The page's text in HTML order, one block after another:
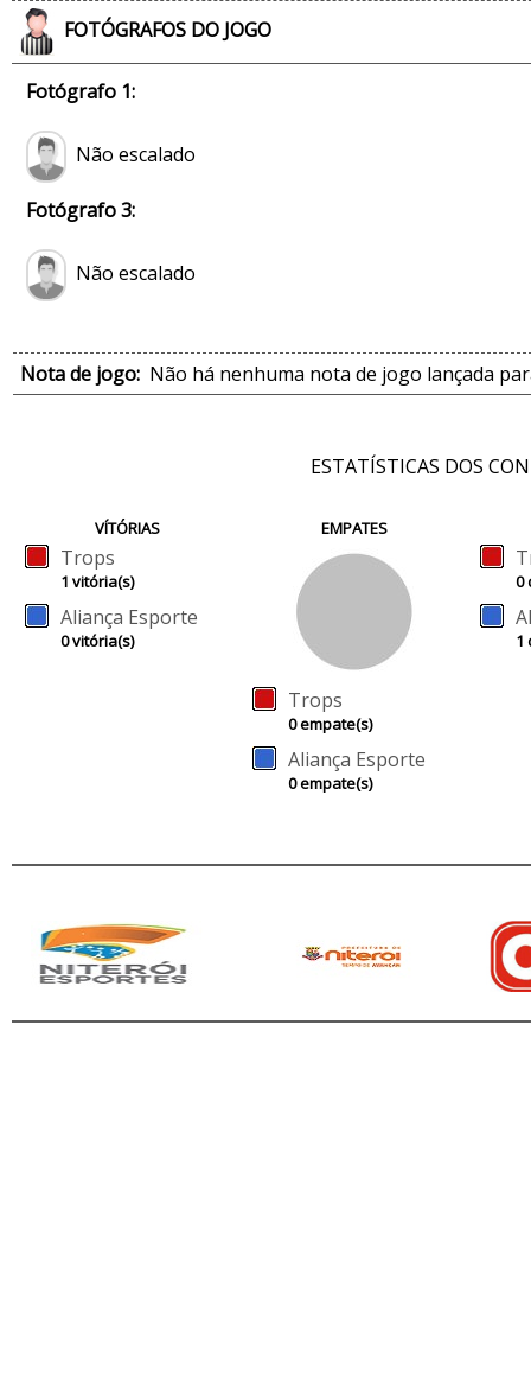
FOTÓGRAFOS DO JOGO
Fotógrafo 1:
Não escalado
Fotógrafo 3:
Não escalado
Nota de jogo: Não há nenhuma nota de jogo lançada
ESTATÍSTICAS DOS
VÍTÓRIAS
Trops
1 vitória(s)
Aliança Esporte
0 vitória(s)
EMPATES
Trops
0 empate(s)
Aliança Esporte
0 empate(s)
0
1